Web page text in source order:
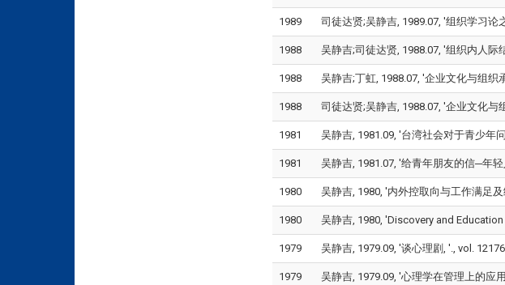
1989 司徒达贤;吴静吉, 1989.07, '组织学习论
1988 吴静吉;司徒达贤, 1988.07, '组织内人际
1988 吴静吉;丁虹, 1988.07, '企业文化与组织
1988 司徒达贤;吴静吉, 1988.07, '企业文化与
1981 吴静吉, 1981.09, '台湾社会对于青少年
1981 吴静吉, 1981.07, '给青年朋友的信─年
1980 吴静吉, 1980, '内外控取向与工作满足
1980 吴静吉, 1980, 'Discovery and
1979 吴静吉, 1979.09, '谈心理剧, '., vol.
1979 吴静吉, 1979.09, '心理学在管理上的应